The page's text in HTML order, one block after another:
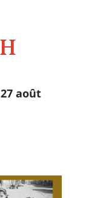
août